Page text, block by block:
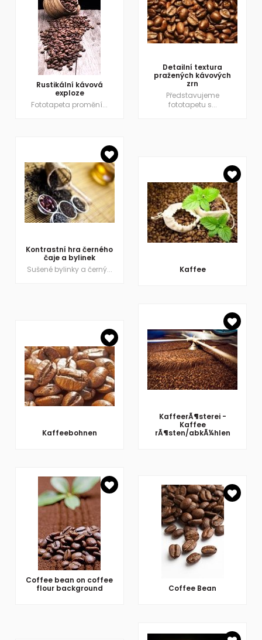
Rustikální kávová
exploze
Fototapeta promění...
Detailní textura
pražených kávových
zrn
Představujeme
fototapetu s...
Kontrastní hra černého
čaje a bylinek
Sušené bylinky a černý...
Kaffee
Kaffeebohnen
KaffeerÃ¶sterei -
Kaffee
rÃ¶sten/abkÃ¼hlen
Coffee bean on coffee
flour background
Coffee Bean